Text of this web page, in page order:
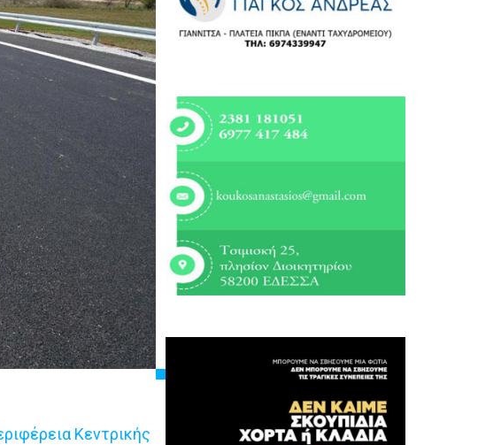
Κεντρικής
Πολιτική
Αθλητικά